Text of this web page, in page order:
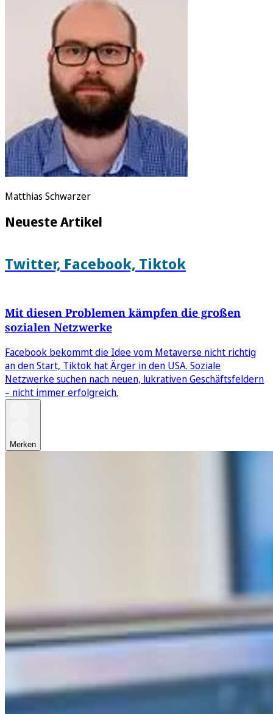
Rätsel
Newsletter
E-Paper
Matthias Schwarzer
Neueste Artikel
Twitter, Facebook, Tiktok
Mit diesen Problemen kämpfen die großen
sozialen Netzwerke
Facebook bekommt die Idee vom Metaverse nicht richtig
an den Start, Tiktok hat Ärger in den USA. Soziale
Netzwerke suchen nach neuen, lukrativen Geschäftsfeldern
– nicht immer erfolgreich.
Merken